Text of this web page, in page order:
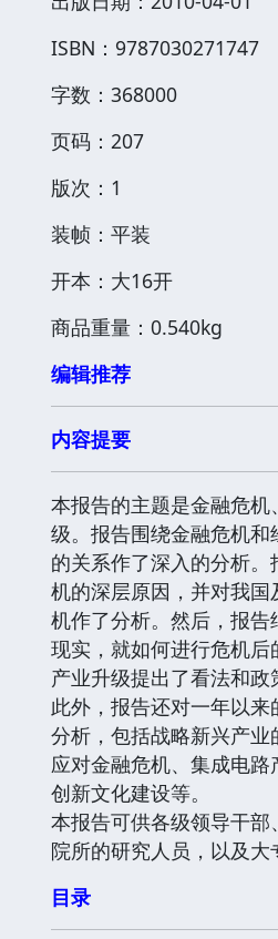
ISBN：9787030271747
字数：368000
页码：207
版次：1
装帧：平装
开本：大16开
商品重量：0.540kg
编辑推荐
内容提要
本报告的主题是金融危
级。报告围绕金融危机
的关系作了深入的分析
机的深层原因，并对我
机作了分析。然后，报
现实，就如何进行危机
产业升级提出了看法和政
此外，报告还对一年以
分析，包括战略新兴产
应对金融危机、集成电路
创新文化建设等。
本报告可供各级领导干
院所的研究人员，以及大
目录